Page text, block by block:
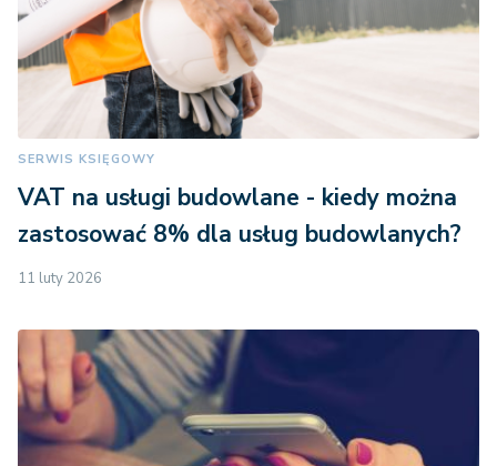
SERWIS KSIĘGOWY
VAT na usługi budowlane - kiedy można
zastosować 8% dla usług budowlanych?
11 luty 2026